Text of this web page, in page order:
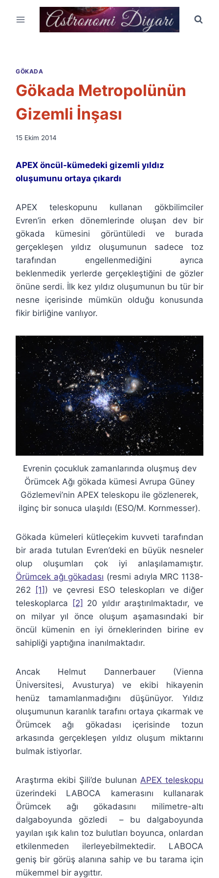
GÖKADA
Gökada Metropolünün
Gizemli İnşası
By
Özyar
15 Ekim 2014
APEX öncül-kümedeki gizemli yıldız
oluşumunu ortaya çıkardı
APEX teleskopunu kullanan gökbilimciler
Evren’in erken dönemlerinde oluşan dev bir
gökada kümesini görüntüledi ve burada
gerçekleşen yıldız oluşumunun sadece toz
tarafından engellenmediğini ayrıca
beklenmedik yerlerde gerçekleştiğini de gözler
önüne serdi. İlk kez yıldız oluşumunun bu tür bir
nesne içerisinde mümkün olduğu konusunda
fikir birliğine varılıyor.
Evrenin çocukluk zamanlarında oluşmuş dev
Örümcek Ağı gökada kümesi Avrupa Güney
Gözlemevi’nin APEX teleskopu ile gözlenerek,
ilginç bir sonuca ulaşıldı (ESO/M. Kornmesser).
Gökada kümeleri kütleçekim kuvveti tarafından
bir arada tutulan Evren’deki en büyük nesneler
olup oluşumları çok iyi anlaşılamamıştır.
Örümcek ağı gökadası (resmi adıyla MRC 1138-
262
[1] ) ve çevresi ESO teleskopları ve diğer
teleskoplarca
[2] 20 yıldır araştırılmaktadır, ve
on milyar yıl önce oluşum aşamasındaki bir
öncül kümenin en iyi örneklerinden birine ev
sahipliği yaptığına inanılmaktadır.
Ancak Helmut Dannerbauer (Vienna
Üniversitesi, Avusturya) ve ekibi hikayenin
henüz tamamlanmadığını düşünüyor. Yıldız
oluşumunun karanlık tarafını ortaya çıkarmak ve
Örümcek ağı gökadası içerisinde tozun
arkasında gerçekleşen yıldız oluşum miktarını
bulmak istiyorlar.
Araştırma ekibi Şili’de bulunan APEX teleskopu
üzerindeki LABOCA kamerasını kullanarak
Örümcek ağı gökadasını milimetre-altı
dalgaboyunda gözledi – bu dalgaboyunda
yayılan ışık kalın toz bulutları boyunca, onlardan
etkilenmeden ilerleyebilmektedir. LABOCA
geniş bir görüş alanına sahip ve bu tarama için
mükemmel bir aygıttır.